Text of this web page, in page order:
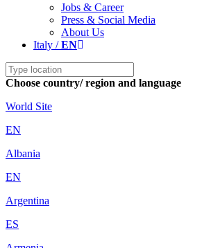
Jobs & Career
Press & Social Media
About Us
Italy /EN
Choose country/ region and language
World Site
EN
Albania
EN
Argentina
ES